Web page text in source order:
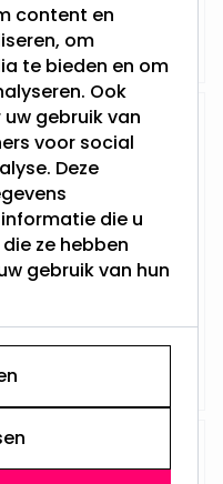
'Candy' met
Microleds - 40
'Candy' met
Microleds - 50
content en
om
te bieden en om
Ook
gebruik van
voor social
Deze
die u
ze hebben
gebruik van hun